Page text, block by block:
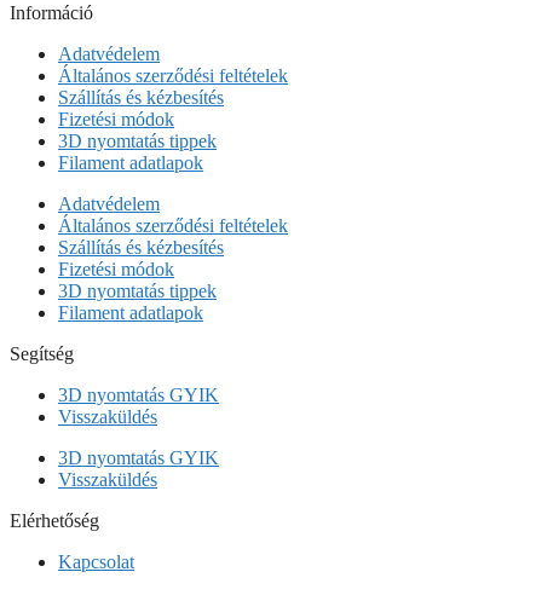
Információ
Adatvédelem
Általános szerződési feltételek
Szállítás és kézbesítés
Fizetési módok
3D nyomtatás tippek
Filament adatlapok
Adatvédelem
Általános szerződési feltételek
Szállítás és kézbesítés
Fizetési módok
3D nyomtatás tippek
Filament adatlapok
Segítség
3D nyomtatás GYIK
Visszaküldés
3D nyomtatás GYIK
Visszaküldés
Elérhetőség
Kapcsolat